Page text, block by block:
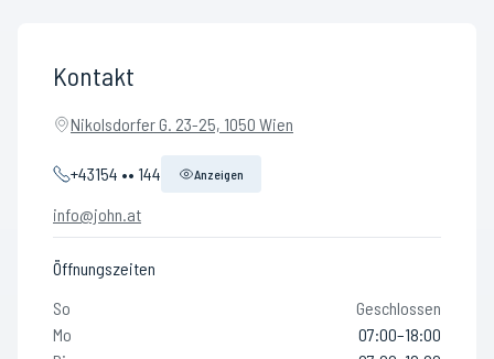
Kontakt
Nikolsdorfer G. 23-25, 1050 Wien
+43154 •• 144 Anzeigen
info@john.at
Öffnungszeiten
So
Geschlossen
Mo
07:00–18:00